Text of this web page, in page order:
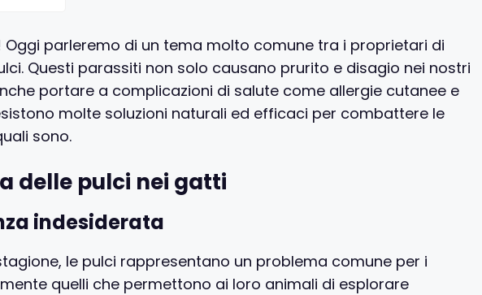
Oggi parleremo di un tema molto comune tra i proprietari di
Questi parassiti non solo causano prurito e disagio nei nostri
portare a complicazioni di salute come allergie cutanee e
molte soluzioni naturali ed efficaci per combattere le
sono.
delle pulci nei gatti
indesiderata
le pulci rappresentano un problema comune per i
quelli che permettono ai loro animali di esplorare